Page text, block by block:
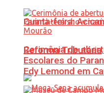
Quinta-feira:
Reforma Tributária
Cerimônia de
Escolares do
Edy Lemond em